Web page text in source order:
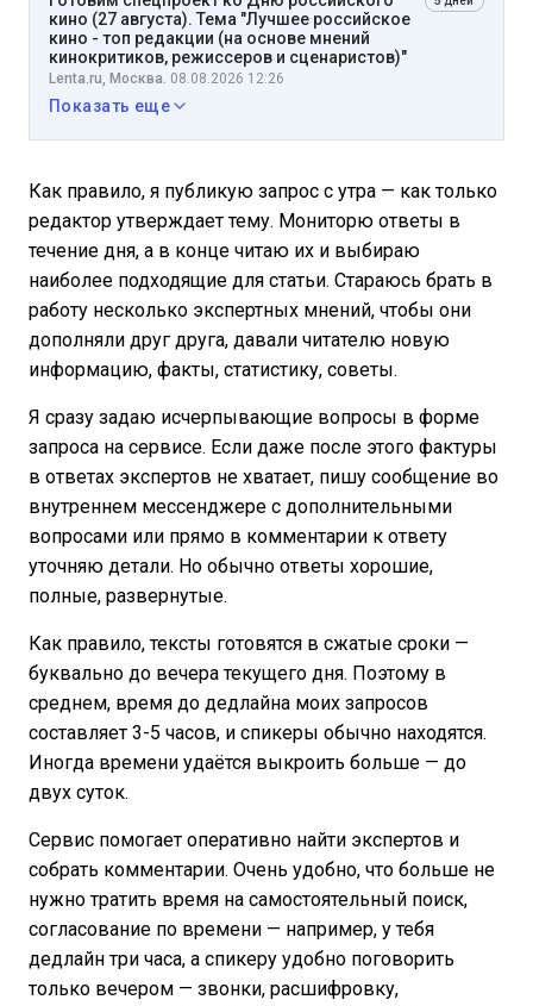
кино (27 августа). Тема "Лучшее российское
кино - топ редакции (на основе мнений
кинокритиков, режиссеров и сценаристов)"
Lenta.ru, Москва. 08.08.2026 12:26
Показать еще
Как правило, я публикую запрос с утра — как только
редактор утверждает тему. Мониторю ответы в
течение дня, а в конце читаю их и выбираю
наиболее подходящие для статьи. Стараюсь брать в
работу несколько экспертных мнений, чтобы они
дополняли друг друга, давали читателю новую
информацию, факты, статистику, советы.
Я сразу задаю исчерпывающие вопросы в форме
запроса на сервисе. Если даже после этого фактуры
в ответах экспертов не хватает, пишу сообщение во
внутреннем мессенджере с дополнительными
вопросами или прямо в комментарии к ответу
уточняю детали. Но обычно ответы хорошие,
полные, развернутые.
Как правило, тексты готовятся в сжатые сроки —
буквально до вечера текущего дня. Поэтому в
среднем, время до дедлайна моих запросов
составляет 3-5 часов, и спикеры обычно находятся.
Иногда времени удаётся выкроить больше — до
двух суток.
Сервис помогает оперативно найти экспертов и
собрать комментарии. Очень удобно, что больше не
нужно тратить время на самостоятельный поиск,
согласование по времени — например, у тебя
дедлайн три часа, а спикеру удобно поговорить
только вечером — звонки, расшифровку,